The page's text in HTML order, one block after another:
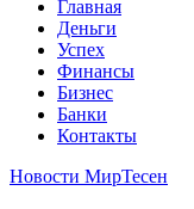
Главная
Деньги
Успех
Финансы
Бизнес
Банки
Контакты
Новости МирТесен